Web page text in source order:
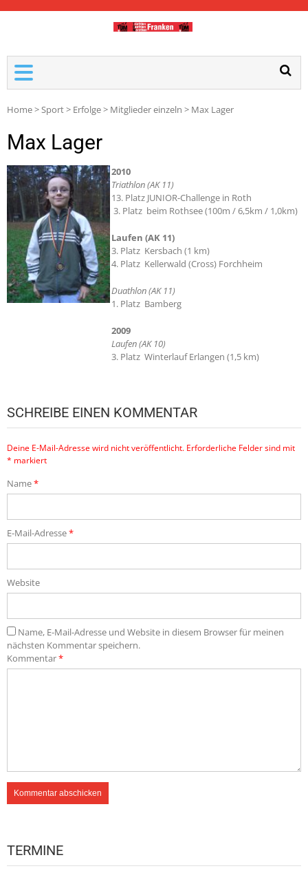
Home>Sport> Erfolge> Mitglieder einzeln > Max Lager
Max Lager
2010
Triathlon (AK 11)
13. Platz JUNIOR-Challenge in Roth
3. Platz beim Rothsee (100m / 6,5km / 1,0km)
Laufen (AK 11)
3. Platz Kersbach (1 km)
4. Platz Kellerwald (Cross) Forchheim
Duathlon (AK 11)
1. Platz Bamberg
2009
Laufen (AK 10)
3. Platz Winterlauf Erlangen (1,5 km)
SCHREIBE EINEN KOMMENTAR
Deine E-Mail-Adresse wird nicht veröffentlicht. Erforderliche Felder sind mit
* markiert
Name*
E-Mail-Adresse*
Website
Name, E-Mail-Adresse und Website in diesem Browser für meinen
nächsten Kommentar speichern.
Kommentar*
TERMINE